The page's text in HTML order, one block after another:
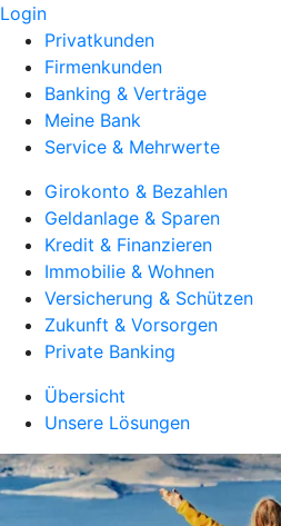
Login
Privatkunden
Firmenkunden
Banking & Verträge
Meine Bank
Service & Mehrwerte
Girokonto & Bezahlen
Geldanlage & Sparen
Kredit & Finanzieren
Immobilie & Wohnen
Versicherung & Schützen
Zukunft & Vorsorgen
Private Banking
Übersicht
Unsere Lösungen